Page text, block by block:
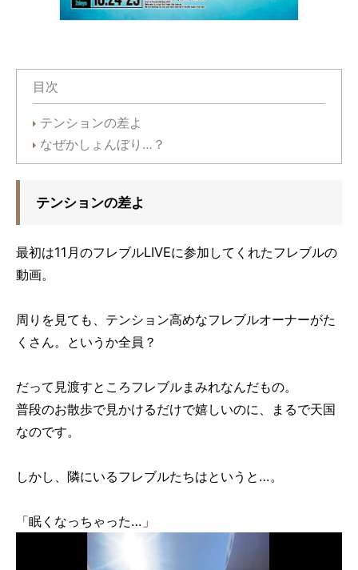
目次
テンションの差よ
なぜかしょんぼり…？
テンションの差よ
最初は11月のフレブルLIVEに参加してくれたフレブルの
動画。
周りを見ても、テンション高めなフレブルオーナーがた
くさん。というか全員？
だって見渡すところフレブルまみれなんだもの。
普段のお散歩で見かけるだけで嬉しいのに、まるで天国
なのです。
しかし、隣にいるフレブルたちはというと…。
「眠くなっちゃった…」